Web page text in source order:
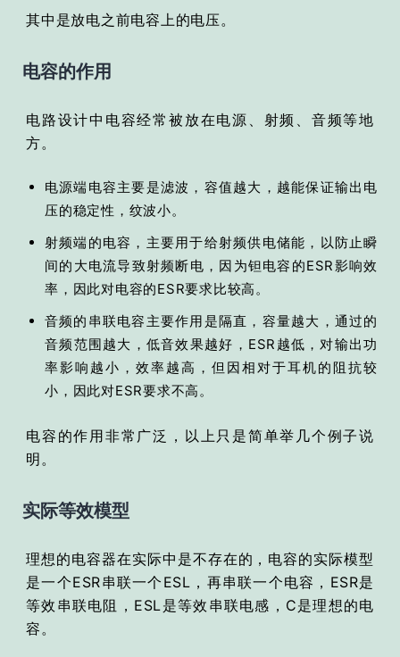
其中是放电之前电容上的电压。
电容的作用
电路设计中电容经常被放在电源、射频、音频等地
方。
电源端电容主要是滤波，容值越大，越能保证输出电
压的稳定性，纹波小。
射频端的电容，主要用于给射频供电储能，以防止瞬
间的大电流导致射频断电，因为钽电容的ESR影响效
率，因此对电容的ESR要求比较高。
音频的串联电容主要作用是隔直，容量越大，通过的
音频范围越大，低音效果越好，ESR越低，对输出功
率影响越小，效率越高，但因相对于耳机的阻抗较
小，因此对ESR要求不高。
电容的作用非常广泛，以上只是简单举几个例子说
明。
实际等效模型
理想的电容器在实际中是不存在的，电容的实际模型
是一个ESR串联一个ESL，再串联一个电容，ESR是
等效串联电阻，ESL是等效串联电感，C是理想的电
容。